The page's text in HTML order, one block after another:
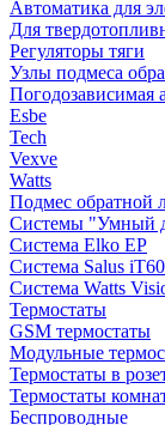
Автоматика для
Для
Регуляторы тяги
Узлы подмеса
Погодозависимая
Esbe
Tech
Vexve
Watts
Подмес обратной
Системы "Умный
Система Elko EP
Система Salus
Система Watts
Термостаты
GSM термостаты
Модульные
Термостаты в
Термостаты
Беспроводные